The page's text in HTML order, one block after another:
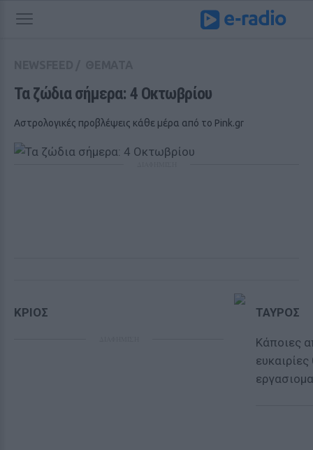
Τα ζώδια σήμερα: 4 Οκτωβρίου
Αστρολογικές προβλέψεις κάθε μέρα από το Pink.gr
ΚΡΙΟΣ ΤΑΥΡΟΣ
Κάποιες